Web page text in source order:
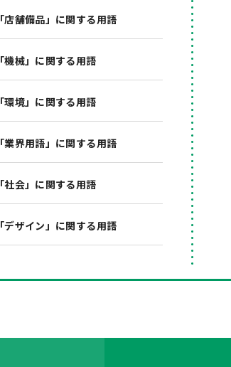
「店舗備品」に関する用語
「機械」に関する用語
「環境」に関する用語
「業界用語」に関する用語
「社会」に関する用語
「デザイン」に関する用語